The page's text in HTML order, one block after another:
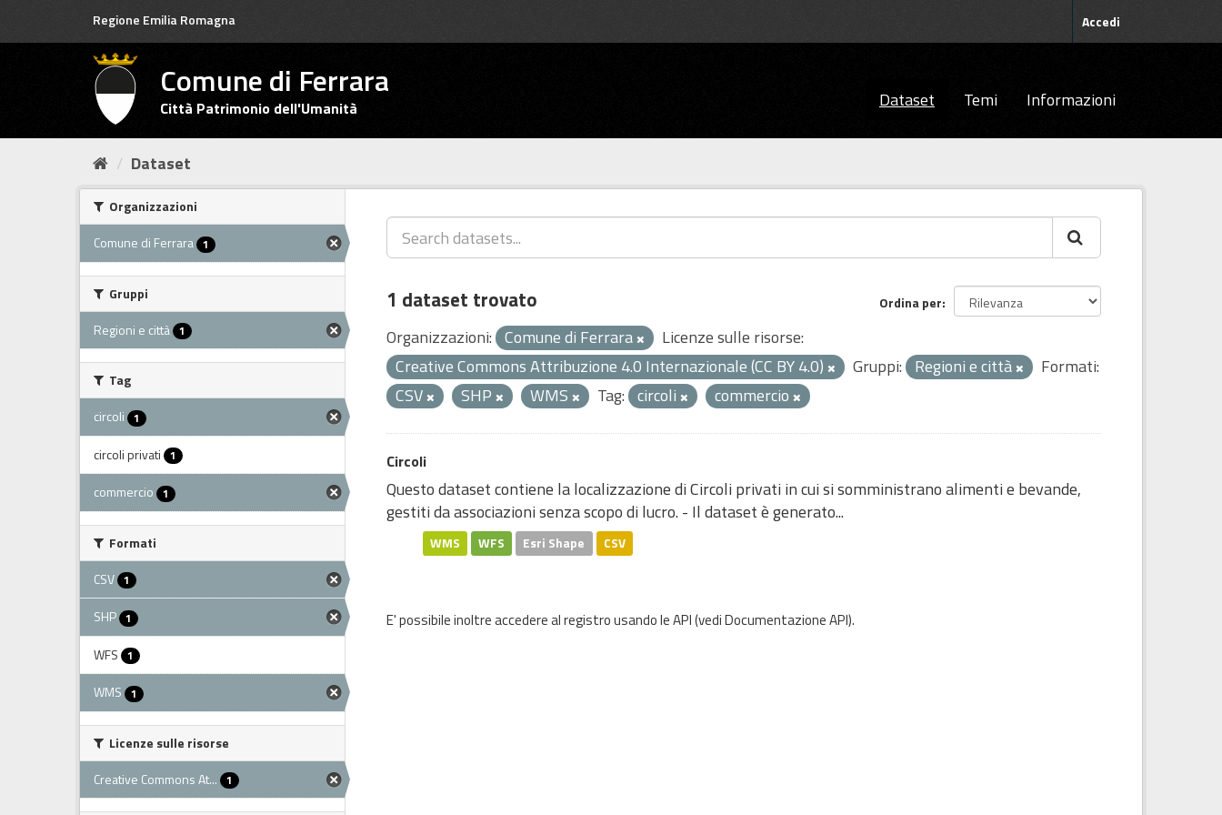
Regione Emilia Romagna Accedi
Comune di Ferrara
Città Patrimonio dell'Umanità Dataset Temi Informazioni
Dataset
Organizzazioni
Comune di Ferrara 1
Gruppi
Regioni e città 1
Tag
circoli 1
circoli privati 1
commercio 1
Formati
CSV 1
SHP 1
WFS 1
WMS 1
Licenze sulle risorse
Creative Commons At... 1
Ordina per
1 dataset trovato
Organizzazioni: Comune di Ferrara
Licenze sulle risorse:
Creative Commons Attribuzione 4.0 Internazionale (CC BY 4.0)
Gruppi: Regioni e città
Formati:
CSV
SHP WMS Tag: circoli commercio
Circoli
Questo dataset contiene la localizzazione di Circoli privati in cui si somministrano alimenti e bevande,
gestiti da associazioni senza scopo di lucro. - Il dataset è generato...
WMS WFS Esri Shape CSV
E' possibile inoltre accedere al registro usando leAPI(vediDocumentazione API).